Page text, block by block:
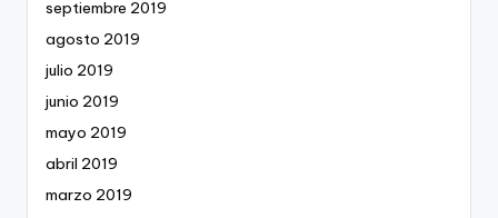
septiembre 2019
agosto 2019
julio 2019
junio 2019
mayo 2019
abril 2019
marzo 2019